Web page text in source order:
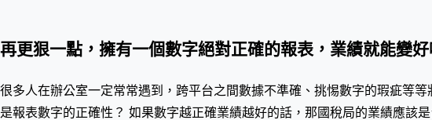
再更狠一點，擁有一個數字絕對正確的報表，業績就能變好
很多人在辦公室一定常常遇到，跨平台之間數據不準確、挑惕數字的瑕疵等
是報表數字的正確性？ 如果數字越正確業績越好的話，那國稅局的業績應該